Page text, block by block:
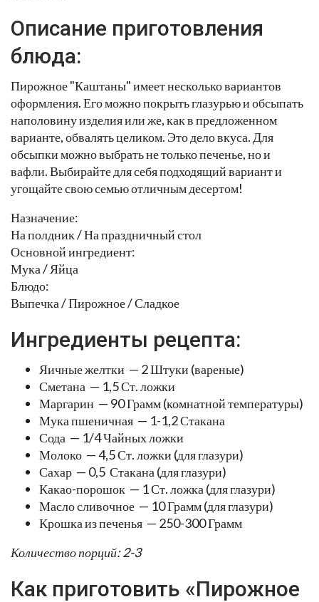
Описание приготовления
блюда:
Пирожное "Каштаны" имеет несколько вариантов
оформления. Его можно покрыть глазурью и обсыпать
наполовину изделия или же, как в предложенном
варианте, обвалять целиком. Это дело вкуса. Для
обсыпки можно выбрать не только печенье, но и
вафли. Выбирайте для себя подходящий вариант и
угощайте свою семью отличным десертом!
Назначение:
На полдник / На праздничный стол
Основной ингредиент:
Мука / Яйца
Блюдо:
Выпечка / Пирожное / Сладкое
Ингредиенты рецепта:
Яичные желтки — 2 Штуки (вареные)
Сметана — 1,5 Ст. ложки
Маргарин — 90 Грамм (комнатной температуры)
Мука пшеничная — 1-1,2 Стакана
Сода — 1/4 Чайных ложки
Молоко — 4,5 Ст. ложки (для глазури)
Сахар — 0,5 Стакана (для глазури)
Какао-порошок — 1 Ст. ложка (для глазури)
Масло сливочное — 10 Грамм (для глазури)
Крошка из печенья — 250-300 Грамм
Количество порций: 2-3
Как приготовить «Пирожное